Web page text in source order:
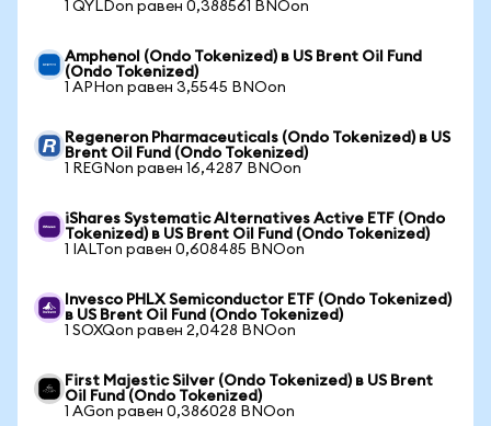
1 QYLDon равен 0,388561 BNOon
Amphenol (Ondo Tokenized) в US Brent Oil Fund
(Ondo Tokenized)
1 APHon равен 3,5545 BNOon
Regeneron Pharmaceuticals (Ondo Tokenized) в US
Brent Oil Fund (Ondo Tokenized)
1 REGNon равен 16,4287 BNOon
iShares Systematic Alternatives Active ETF (Ondo
Tokenized) в US Brent Oil Fund (Ondo Tokenized)
1 IALTon равен 0,608485 BNOon
Invesco PHLX Semiconductor ETF (Ondo Tokenized)
в US Brent Oil Fund (Ondo Tokenized)
1 SOXQon равен 2,0428 BNOon
First Majestic Silver (Ondo Tokenized) в US Brent
Oil Fund (Ondo Tokenized)
1 AGon равен 0,386028 BNOon